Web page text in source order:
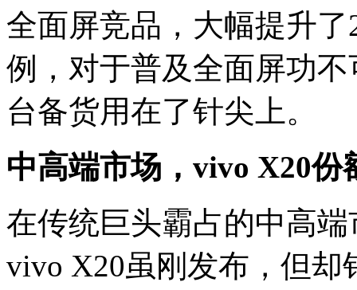
全面屏竞品，大幅提升
例，对于普及全面屏功
台备货用在了针尖上。
中高端市场，vivo X20份
在传统巨头霸占的中高
vivo X20虽刚发布，但却